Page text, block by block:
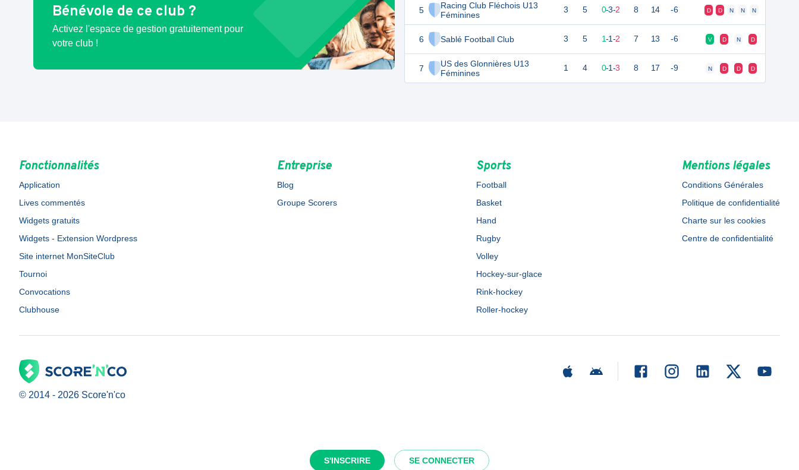
S'INSCRIRE SE CONNECTER
Bénévole de ce club ?
Activez l'espace de gestion gratuitement pour
votre club !
5
Racing Club Fléchois U13
Féminines
6 Sablé Football Club
7
US des Glonnières U13
Féminines
3 5 0-3-2 8 14 -6 D D N N N
3 5 1-1-2 7 13 -6 V D N D
1 4 0-1-3 8 17 -9 N D D D
Fonctionnalités
Application
Lives commentés
Widgets gratuits
Widgets - Extension Wordpress
Site internet MonSiteClub
Tournoi
Convocations
Clubhouse
Entreprise
Blog
Groupe Scorers
Sports
Football
Basket
Hand
Rugby
Volley
Hockey-sur-glace
Rink-hockey
Roller-hockey
Mentions légales
Conditions Générales
Politique de confidentialité
Charte sur les cookies
Centre de confidentialité
© 2014 - 2026 Score'n'co